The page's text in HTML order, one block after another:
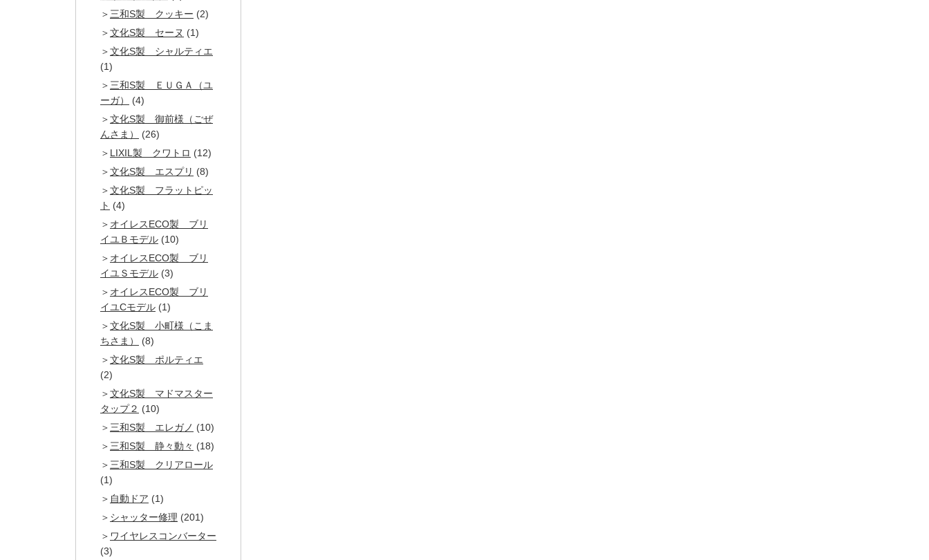
三和S製 クッキー (2)
文化S製 セーヌ (1)
文化S製 シャルティエ
(1)
三和S製 ＥＵＧＡ（ユ
ーガ）
(4)
文化S製 御前様（ごぜ
んさま）
(26)
LIXIL製 クワトロ (12)
文化S製 エスプリ (8)
文化S製 フラットピッ
ト (4)
オイレスECO製 ブリ
イユＢモデル (10)
オイレスECO製 ブリ
イユＳモデル (3)
オイレスECO製 ブリ
イユCモデル (1)
文化S製 小町様（こま
ちさま）
(8)
文化S製 ポルティエ
(2)
文化S製 マドマスター
タップ２ (10)
三和S製 エレガノ (10)
三和S製 静々動々 (18)
三和S製 クリアロール
(1)
自動ドア (1)
シャッター修理 (201)
ワイヤレスコンバーター
(3)